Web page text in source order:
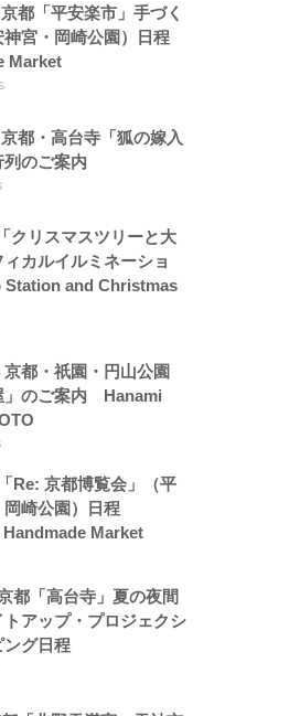
都「平安楽市」手づく
神宮・岡崎公園）日程
Market
都・高台寺「狐の嫁入
列のご案内
クリスマスツリーと大
ィカルイルミネーショ
Station and Christmas
京都・祇園・円山公園
」のご案内 Hanami
Re: 京都博覧会」（平
岡崎公園）日程
Market
都「高台寺」夏の夜間
アップ・プロジェクシ
ング日程